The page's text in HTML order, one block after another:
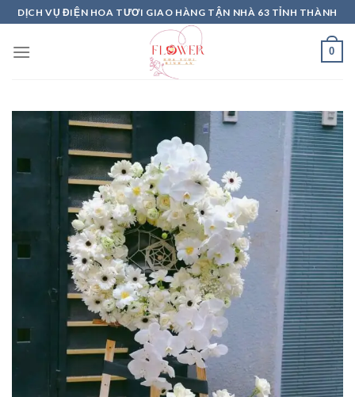
Skip
to
content
DỊCH VỤ ĐIỆN HOA TƯƠI GIAO HÀNG TẬN NHÀ 63 TỈNH THÀNH
0